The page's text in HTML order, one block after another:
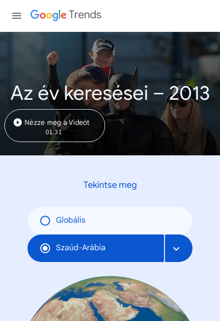
Trends
Az év keresései – 2013
Nézze meg a Videót
01:31
Tekintse meg
Globális
Szaúd-Arábia